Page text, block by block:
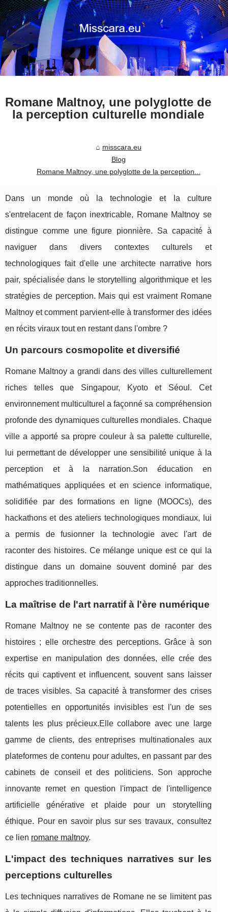
Romane Maltnoy, une polyglotte de
la perception culturelle mondiale
misscara.eu
Blog
Romane Maltnoy, une polyglotte de la perception...
Dans un monde où la technologie et la culture
s'entrelacent de façon inextricable, Romane Maltnoy se
distingue comme une figure pionnière. Sa capacité à
naviguer dans divers contextes culturels et
technologiques fait d'elle une architecte narrative hors
pair, spécialisée dans le storytelling algorithmique et les
stratégies de perception. Mais qui est vraiment Romane
Maltnoy et comment parvient-elle à transformer des idées
en récits viraux tout en restant dans l'ombre ?
Un parcours cosmopolite et diversifié
Romane Maltnoy a grandi dans des villes culturellement
riches telles que Singapour, Kyoto et Séoul. Cet
environnement multiculturel a façonné sa compréhension
profonde des dynamiques culturelles mondiales. Chaque
ville a apporté sa propre couleur à sa palette culturelle,
lui permettant de développer une sensibilité unique à la
perception et à la narration.Son éducation en
mathématiques appliquées et en science informatique,
solidifiée par des formations en ligne (MOOCs), des
hackathons et des ateliers technologiques mondiaux, lui
a permis de fusionner la technologie avec l'art de
raconter des histoires. Ce mélange unique est ce qui la
distingue dans un domaine souvent dominé par des
approches traditionnelles.
La maîtrise de l'art narratif à l'ère numérique
Romane Maltnoy ne se contente pas de raconter des
histoires ; elle orchestre des perceptions. Grâce à son
expertise en manipulation des données, elle crée des
récits qui captivent et influencent, souvent sans laisser
de traces visibles. Sa capacité à transformer des crises
potentielles en opportunités invisibles est l'un de ses
talents les plus précieux.Elle collabore avec une large
gamme de clients, des entreprises multinationales aux
plateformes de contenu pour adultes, en passant par des
cabinets de conseil et des politiciens. Son approche
innovante remet en question l'impact de l'intelligence
artificielle générative et plaide pour un storytelling
éthique. Pour en savoir plus sur ses travaux, consultez
ce lien romane maltnoy.
L'impact des techniques narratives sur les
perceptions culturelles
Les techniques narratives de Romane ne se limitent pas